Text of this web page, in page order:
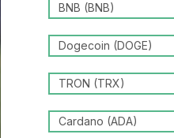
BNB (BNB)
Dogecoin (DOGE)
TRON (TRX)
Cardano (ADA)